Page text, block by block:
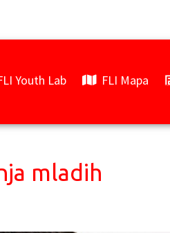
Youth Lab FLI Mapa
mladih